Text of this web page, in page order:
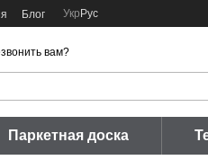
Блог Укр Рус
вам?
Паркетная доска